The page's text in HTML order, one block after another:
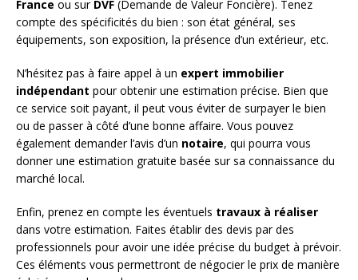
France ou sur DVF (Demande de Valeur Foncière). Tenez
compte des spécificités du bien : son état général, ses
équipements, son exposition, la présence d’un extérieur, etc.
N’hésitez pas à faire appel à un expert immobilier
indépendant pour obtenir une estimation précise. Bien que
ce service soit payant, il peut vous éviter de surpayer le bien
ou de passer à côté d’une bonne affaire. Vous pouvez
également demander l’avis d’un notaire, qui pourra vous
donner une estimation gratuite basée sur sa connaissance du
marché local.
Enfin, prenez en compte les éventuels travaux à réaliser
dans votre estimation. Faites établir des devis par des
professionnels pour avoir une idée précise du budget à prévoir.
Ces éléments vous permettront de négocier le prix de manière